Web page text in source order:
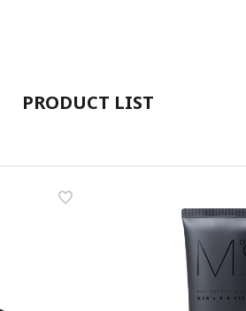
PRODUCT LIST